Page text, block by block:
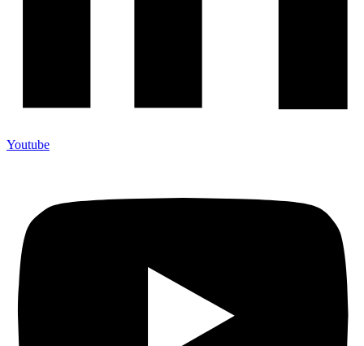
Youtube